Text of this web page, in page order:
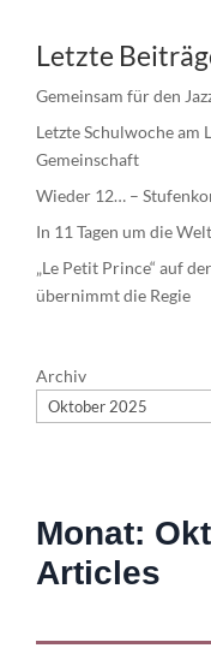
Letzte
Gemeinsam für den
Letzte Schulwoche am
Gemeinschaft
Wieder 12… –
In 11 Tagen um die
„Le Petit Prince“ auf
übernimmt die Regie
Archiv
Monat:
Articles